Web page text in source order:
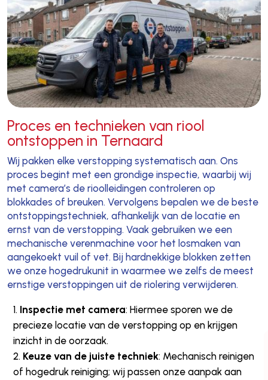
Proces en technieken van riool
ontstoppen in Ternaard
Wij pakken elke verstopping systematisch aan. Ons
proces begint met een grondige inspectie, waarbij wij
met camera’s de rioolleidingen controleren op
blokkades of breuken. Vervolgens bepalen we de beste
ontstoppingstechniek, afhankelijk van de locatie en
ernst van de verstopping. Vaak gebruiken we een
mechanische verenmachine voor het losmaken van
aangekoekt vuil of vet. Bij hardnekkige blokken zetten
we onze hogedrukunit in waarmee we zelfs de meest
ernstige verstoppingen uit de riolering verwijderen.
Inspectie met camera: Hiermee sporen we de
precieze locatie van de verstopping op en krijgen
inzicht in de oorzaak.
Keuze van de juiste techniek: Mechanisch reinigen
of hogedruk reiniging; wij passen onze aanpak aan